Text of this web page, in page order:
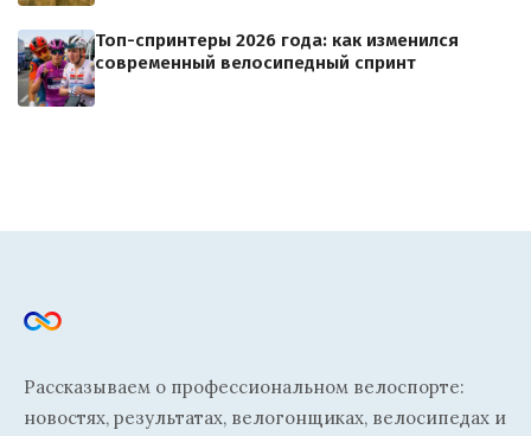
Топ-спринтеры 2026 года: как изменился
современный велосипедный спринт
Рассказываем о профессиональном велоспорте:
новостях, результатах, велогонщиках, велосипедах и